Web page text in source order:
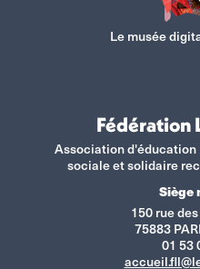
Le musée
Fédération
Association
sociale et solidaire
Siège
150 rue
75883
01 53